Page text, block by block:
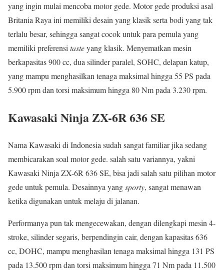
yang ingin mulai mencoba motor gede. Motor gede produksi asal
Britania Raya ini memiliki desain yang klasik serta bodi yang tak
terlalu besar, sehingga sangat cocok untuk para pemula yang
memiliki preferensitasteyang klasik. Menyematkan mesin
berkapasitas 900 cc, dua silinder paralel, SOHC, delapan katup,
yang mampu menghasilkan tenaga maksimal hingga 55 PS pada
5.900 rpm dan torsi maksimum hingga 80 Nm pada 3.230 rpm.
Kawasaki Ninja ZX-6R 636 SE
Nama Kawasaki di Indonesia sudah sangat familiar jika sedang
membicarakan soal motor gede. salah satu variannya, yakni
Kawasaki Ninja ZX-6R 636 SE, bisa jadi salah satu pilihan motor
gede untuk pemula. Desainnya yangsporty, sangat menawan
ketika digunakan untuk melaju di jalanan.
Performanya pun tak mengecewakan, dengan dilengkapi mesin 4-
stroke, silinder segaris, berpendingin cair, dengan kapasitas 636
cc, DOHC, mampu menghasilan tenaga maksimal hingga 131 PS
pada 13.500 rpm dan torsi maksimum hingga 71 Nm pada 11.500